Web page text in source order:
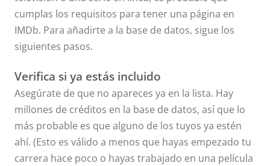
cumplas los requisitos para tener una página en
IMDb. Para añadirte a la base de datos, sigue los
siguientes pasos.
Verifica si ya estás incluido
Asegúrate de que no apareces ya en la lista. Hay
millones de créditos en la base de datos, así que lo
más probable es que alguno de los tuyos ya estén
ahí. (Esto es válido a menos que hayas empezado tu
carrera hace poco o hayas trabajado en una película